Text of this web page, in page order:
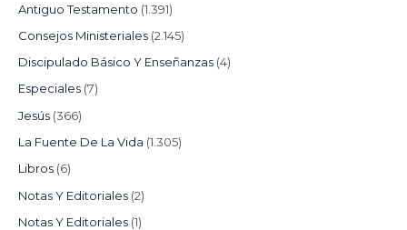
Antiguo Testamento (1.391)
Consejos Ministeriales (2.145)
Discipulado Básico Y Enseñanzas (4)
Especiales (7)
Jesús (366)
La Fuente De La Vida (1.305)
Libros (6)
Notas Y Editoriales (2)
Notas Y Editoriales (1)